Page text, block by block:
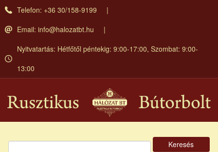
Ugrás
Telefon: +36 30/158-9199
Email: info@halozatbt.hu
Nyitvatartás: Hétfőtől péntekig: 9:00-17:00, Szombat: 9:00-
13:00
Keresés